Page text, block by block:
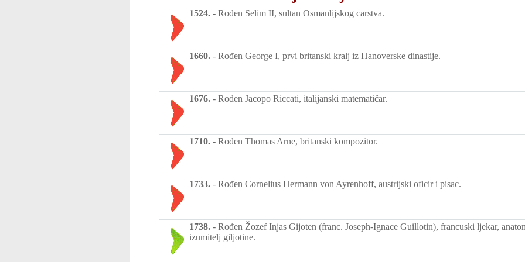
1524. - Rođen Selim II, sultan Osmanlijskog carstva.
1660. - Rođen George I, prvi britanski kralj iz Hanoverske dinastije.
1676. - Rođen Jacopo Riccati, italijanski matematičar.
1710. - Rođen Thomas Arne, britanski kompozitor.
1733. - Rođen Cornelius Hermann von Ayrenhoff, austrijski oficir i pisac.
1738. - Rođen Žozef Injas Gijoten (franc. Joseph-Ignace Guillotin), francuski ljekar,
izumitelj giljotine.